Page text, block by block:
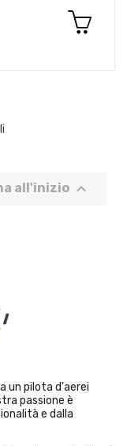
all'inizio 
un pilota d'aerei
passione è
e dalla